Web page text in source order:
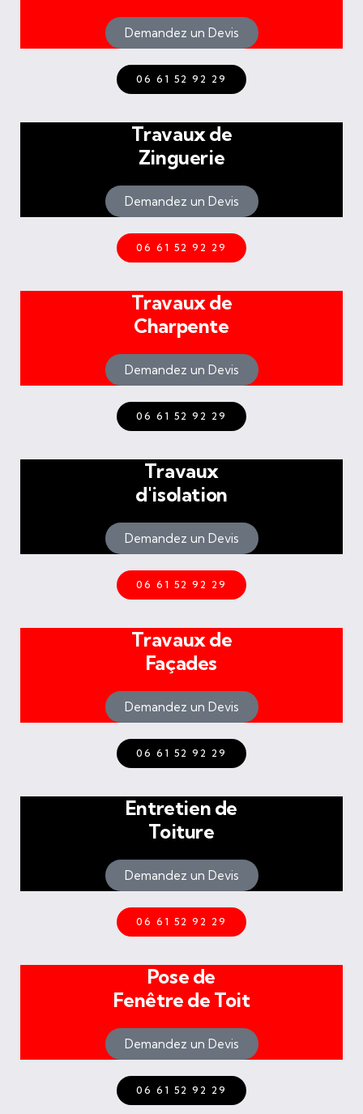
Demandez un Devis
06 61 52 92 29
Travaux de
Zinguerie
Demandez un Devis
06 61 52 92 29
Travaux de
Charpente
Demandez un Devis
06 61 52 92 29
Travaux
d'isolation
Demandez un Devis
06 61 52 92 29
Travaux de
Façades
Demandez un Devis
06 61 52 92 29
Entretien de
Toiture
Demandez un Devis
06 61 52 92 29
Pose de
Fenêtre de Toit
Demandez un Devis
06 61 52 92 29